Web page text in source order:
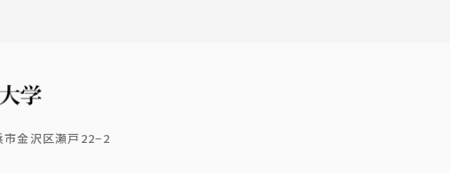
金沢区瀬戸22−2